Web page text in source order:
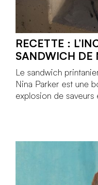
RECETTE :
SANDWICH DE
Le sandwich
Nina Parker est une
explosion de saveurs